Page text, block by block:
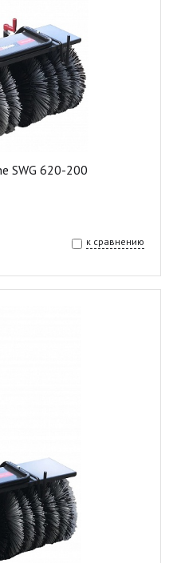
SWG 620-200
к сравнению